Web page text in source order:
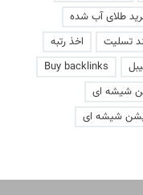
طلای آب شده
تسلیت
اخذ رتبه
Buy backlinks
شیشه ای
شیشه ای